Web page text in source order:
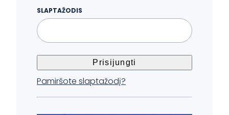
SLAPTAŽODIS
Prisijungti
Pamiršote slaptažodį?